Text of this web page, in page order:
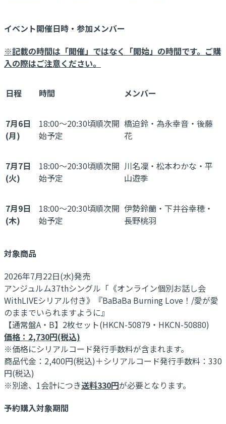
イベント開催日時・参加メンバー
※記載の時間は「開催」ではなく「開始」の時間です。ご購
入の際はご注意ください。
日程 時間 メンバー
7月6日
(月)
18:00～20:30頃順次開
始予定
橋迫鈴・為永幸音・後藤
花
7月7日
(火)
18:00～20:30頃順次開
始予定
川名凜・松本わかな・平
山遊季
7月9日
(木)
18:00～20:30頃順次開
始予定
伊勢鈴蘭・下井谷幸穂・
長野桃羽
対象商品
2026年7月22日(水)発売
アンジュルム37thシングル「《オンライン個別お話し会
WithLIVEシリアル付き》『BaBaBa Burning Love！/愛が愛
のままでいられますように』
【通常盤A・B】2枚セット(HKCN-50879・HKCN-50880)
価格：2,730円(税込)
※価格にシリアルコード発行手数料が含まれます。
商品代金：2,400円(税込)＋シリアルコード発行手数料：330
円(税込)
※別途、1会計につき送料330円が必要となります。
予約購入対象期間